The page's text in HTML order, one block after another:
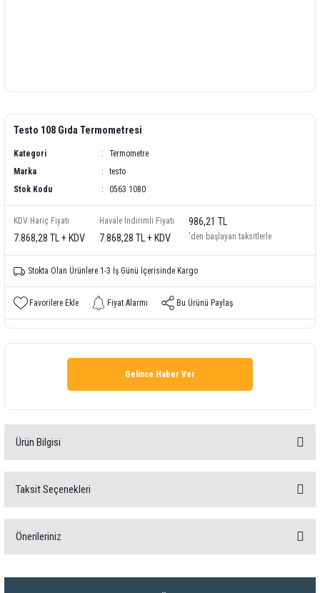
Testo 108 Gıda Termometresi
Kategori
Termometre
Marka
testo
Stok Kodu
0563 1080
KDV Hariç Fiyatı
7.868,28 TL + KDV
Havale İndirimli Fiyatı
7.868,28 TL + KDV
986,21 TL
'den başlayan taksitlerle
Stokta Olan Ürünlere 1-3 İş Günü İçerisinde Kargo
Fiyat Alarmı Bu Ürünü Paylaş
Gelince Haber Ver
Ürün Bilgisi
Açıklama
Taksit Seçenekleri
Önerileriniz
Bu ürünün fiyat bilgisi, resim, ürün açıklamalarında ve diğer konularda yetersiz
gördüğünüz noktaları öneri formunu kullanarak tarafımıza iletebilirsiniz.